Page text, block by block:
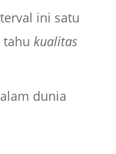
ini satu
tahu kualitas
dunia